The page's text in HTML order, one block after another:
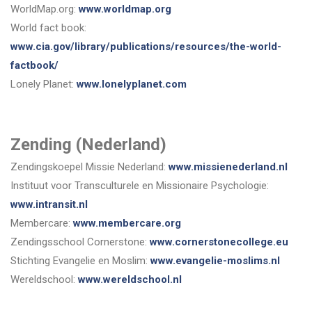
WorldMap.org:www.worldmap.org
World fact book:
www.cia.gov/library/publications/resources/the-world-
factbook/
Lonely Planet:www.lonelyplanet.com
Zending (Nederland)
Zendingskoepel Missie Nederland:www.missienederland.nl
Instituut voor Transculturele en Missionaire Psychologie:
www.intransit.nl
Membercare:www.membercare.org
Zendingsschool Cornerstone:www.cornerstonecollege.eu
Stichting Evangelie en Moslim:www.evangelie-moslims.nl
Wereldschool:www.wereldschool.nl